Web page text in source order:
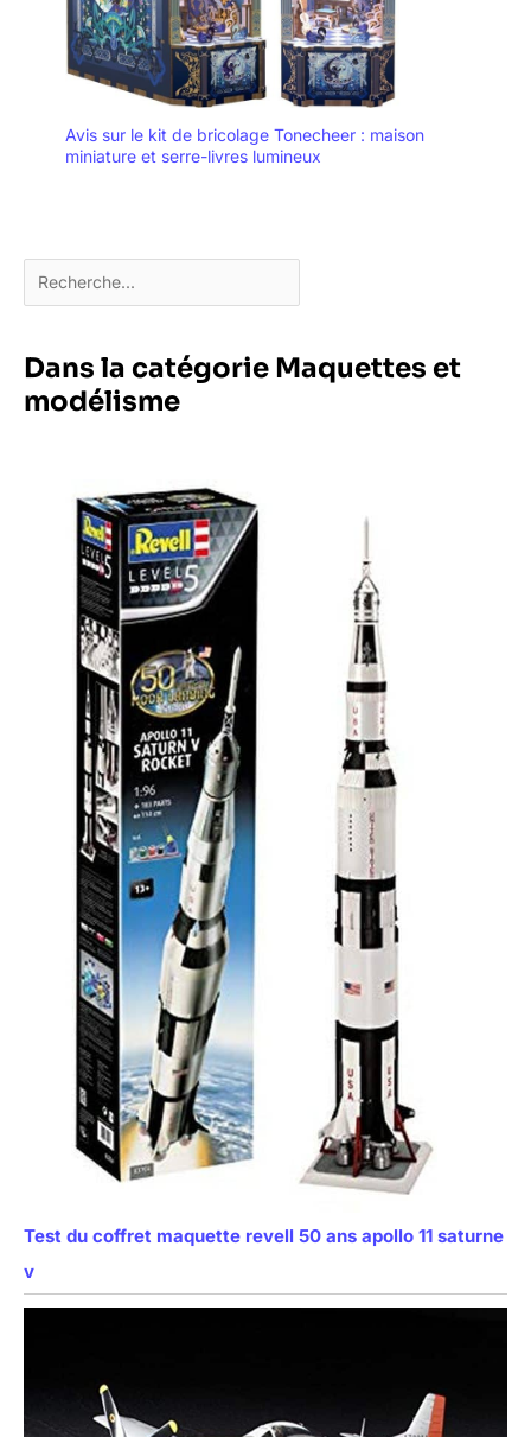
Avis sur le kit de bricolage Tonecheer : maison
miniature et serre-livres lumineux
Dans la catégorie Maquettes et
modélisme
Test du coffret maquette revell 50 ans apollo 11 saturne
v